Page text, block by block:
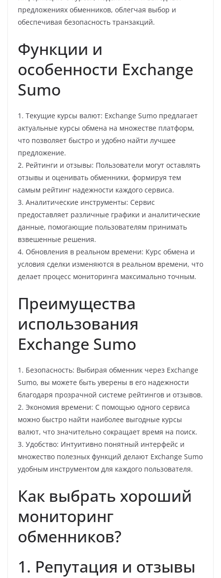
предложениях обменников, облегчая выбор и
обеспечивая безопасность транзакций.
Функции и
особенности Exchange
Sumo
1. Текущие курсы валют: Exchange Sumo предлагает
актуальные курсы обмена на множестве платформ,
что позволяет быстро и удобно найти лучшее
предложение.
2. Рейтинги и отзывы: Пользователи могут оставлять
отзывы и оценивать обменники, формируя тем
самым рейтинг надежности каждого сервиса.
3. Аналитические инструменты: Сервис
предоставляет различные графики и аналитические
данные, помогающие пользователям принимать
взвешенные решения.
4. Обновления в реальном времени: Курс обмена и
условия сделки изменяются в реальном времени, что
делает процесс мониторинга максимально точным.
Преимущества
использования
Exchange Sumo
1. Безопасность: Выбирая обменник через Exchange
Sumo, вы можете быть уверены в его надежности
благодаря прозрачной системе рейтингов и отзывов.
2. Экономия времени: С помощью одного сервиса
можно быстро найти наиболее выгодные курсы
валют, что значительно сокращает время на поиск.
3. Удобство: Интуитивно понятный интерфейс и
множество полезных функций делают Exchange Sumo
удобным инструментом для каждого пользователя.
Как выбрать хороший
мониторинг
обменников?
1. Репутация и отзывы